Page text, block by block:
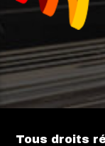
Tous droits